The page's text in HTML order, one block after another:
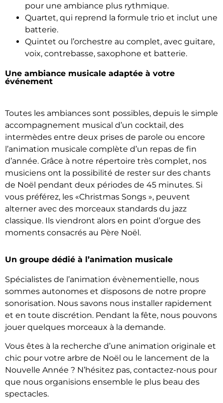
pour une ambiance plus rythmique.
Quartet, qui reprend la formule trio et inclut une
batterie.
Quintet ou l’orchestre au complet, avec guitare,
voix, contrebasse, saxophone et batterie.
Une ambiance musicale adaptée à votre
événement
Toutes les ambiances sont possibles, depuis le simple
accompagnement musical d’un cocktail, des
intermèdes entre deux prises de parole ou encore
l’animation musicale complète d’un repas de fin
d’année. Grâce à notre répertoire très complet, nos
musiciens ont la possibilité de rester sur des chants
de Noël pendant deux périodes de 45 minutes. Si
vous préférez, les «Christmas Songs », peuvent
alterner avec des morceaux standards du jazz
classique. Ils viendront alors en point d’orgue des
moments consacrés au Père Noël.
Un groupe dédié à l’animation musicale
Spécialistes de l’animation évènementielle, nous
sommes autonomes et disposons de notre propre
sonorisation. Nous savons nous installer rapidement
et en toute discrétion. Pendant la fête, nous pouvons
jouer quelques morceaux à la demande.
Vous êtes à la recherche d’une animation originale et
chic pour votre arbre de Noël ou le lancement de la
Nouvelle Année ? N’hésitez pas, contactez-nous pour
que nous organisions ensemble le plus beau des
spectacles.